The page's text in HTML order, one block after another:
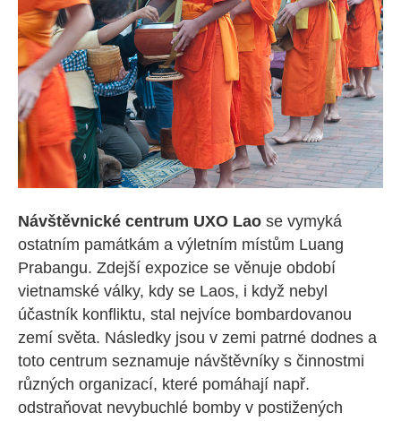
Návštěvnické centrum UXO Lao se vymyká
ostatním památkám a výletním místům Luang
Prabangu. Zdejší expozice se věnuje období
vietnamské války, kdy se Laos, i když nebyl
účastník konfliktu, stal nejvíce bombardovanou
zemí světa. Následky jsou v zemi patrné dodnes a
toto centrum seznamuje návštěvníky s činnostmi
různých organizací, které pomáhají např.
odstraňovat nevybuchlé bomby v postižených